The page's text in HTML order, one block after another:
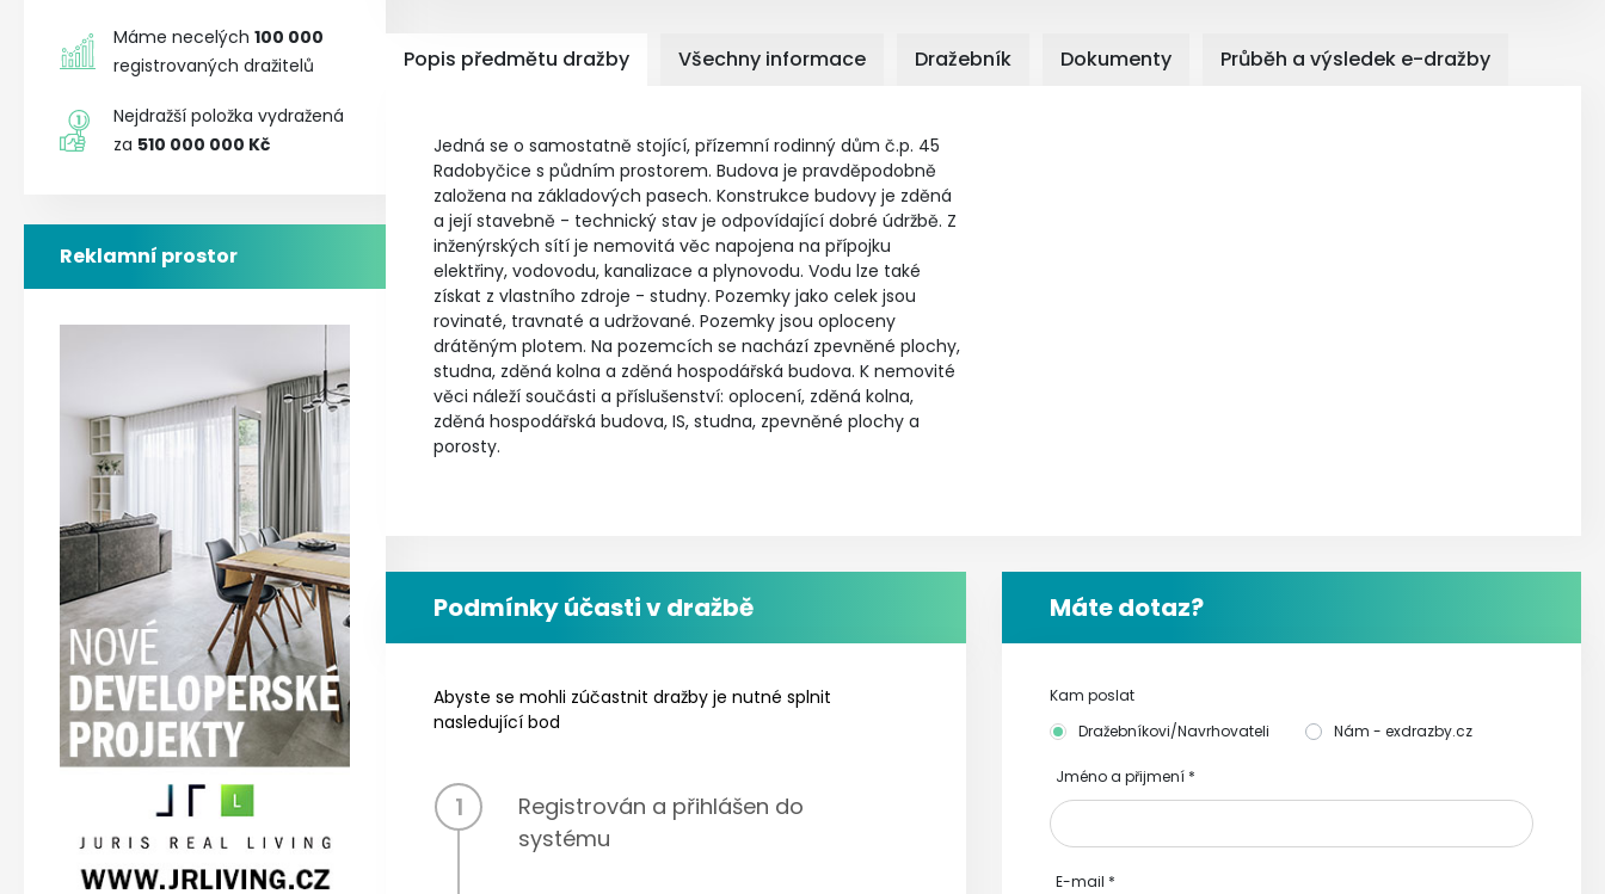
Máme necelých 100 000
registrovaných dražitelů
Nejdražší položka vydražená
za 510 000 000 Kč
Reklamní prostor
Popis předmětu dražby Všechny informace Dražebník Dokumenty Průběh a výsledek e-dražby
Jedná se o samostatně stojící, přízemní rodinný dům č.p. 45
Radobyčice s půdním prostorem. Budova je pravděpodobně
založena na základových pasech. Konstrukce budovy je zděná
a její stavebně - technický stav je odpovídající dobré údržbě. Z
inženýrských sítí je nemovitá věc napojena na přípojku
elektřiny, vodovodu, kanalizace a plynovodu. Vodu lze také
získat z vlastního zdroje - studny. Pozemky jako celek jsou
rovinaté, travnaté a udržované. Pozemky jsou oploceny
drátěným plotem. Na pozemcích se nachází zpevněné plochy,
studna, zděná kolna a zděná hospodářská budova. K nemovité
věci náleží součásti a příslušenství: oplocení, zděná kolna,
zděná hospodářská budova, IS, studna, zpevněné plochy a
porosty.
Podmínky účasti v dražbě
Abyste se mohli zúčastnit dražby je nutné splnit
nasledující bod
1
Registrován a přihlášen do
systému
Máte dotaz?
Kam poslat
Dražebníkovi/Navrhovateli
Nám - exdrazby.cz
Jméno a přijmení*
E-mail *